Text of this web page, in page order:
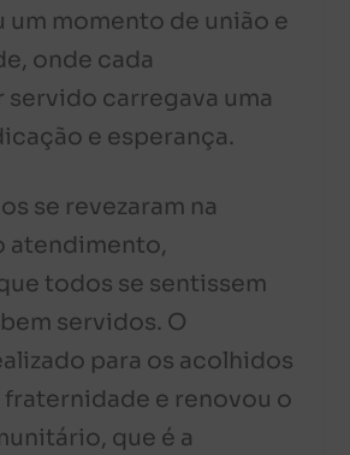
um momento de união e
onde cada
servido carregava uma
e esperança.
se revezaram na
atendimento,
todos se sentissem
servidos. O
para os acolhidos
e renovou o
que é a